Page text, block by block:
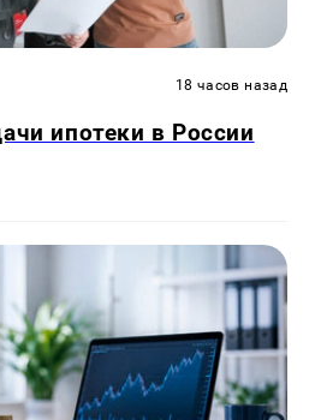
18 часов назад
ипотеки в России